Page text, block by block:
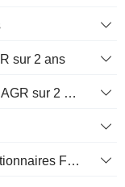
sur 2 ans
Flux de trésorerie d’exploitation, CAGR sur 2 ans
Flux de trésorerie libre pour les actionnaires FCFE, CAGR sur 2 ans